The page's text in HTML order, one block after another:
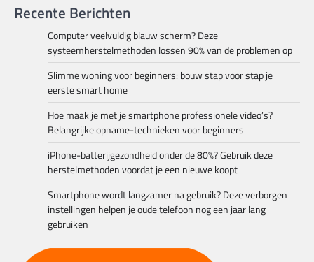
Recente Berichten
Computer veelvuldig blauw scherm? Deze
systeemherstelmethoden lossen 90% van de problemen op
Slimme woning voor beginners: bouw stap voor stap je
eerste smart home
Hoe maak je met je smartphone professionele video’s?
Belangrijke opname-technieken voor beginners
iPhone-batterijgezondheid onder de 80%? Gebruik deze
herstelmethoden voordat je een nieuwe koopt
Smartphone wordt langzamer na gebruik? Deze verborgen
instellingen helpen je oude telefoon nog een jaar lang
gebruiken